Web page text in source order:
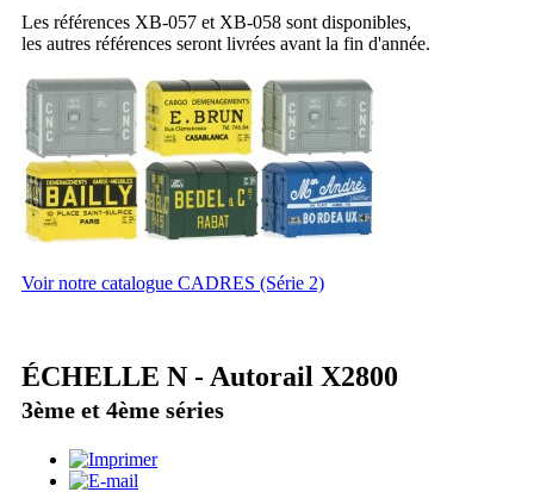
Les références XB-057 et XB-058 sont disponibles,
les autres références seront livrées avant la fin d'année.
Voir notre catalogue CADRES (Série 2)
ÉCHELLE N - Autorail X2800
3ème et 4ème séries